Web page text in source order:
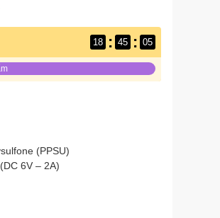
18 : 45 : 04
(PPSU)
6V – 2A)